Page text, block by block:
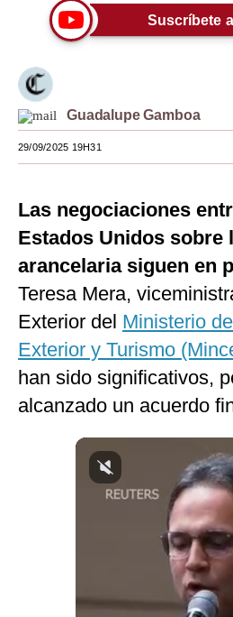
Estilos
EEUU
México
España
Club del Suscriptor
Mix
G de Gestión
Notas Contratadas
Podcast
Gestión TV
Suscríbete
Guadalupe Gamboa
29/09/2025 19H31
Las negociaciones
Estados Unidos sobre
arancelaria siguen en
Teresa Mera,
Exterior del Ministerio
Exterior y Turismo
han sido significativos,
alcanzado un acuerdo